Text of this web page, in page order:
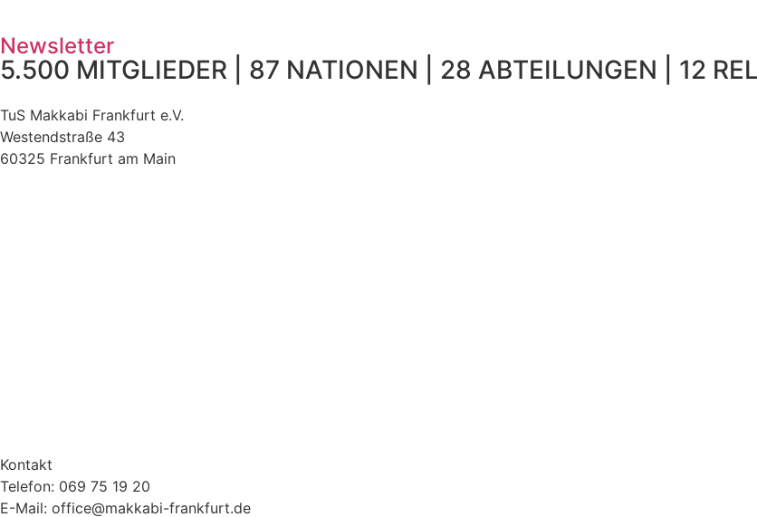
Newsletter
5.500 MITGLIEDER | 87 NATIONEN | 28 ABTEILUNGEN | 12
TuS Makkabi Frankfurt e.V.
Westendstraße 43
60325 Frankfurt am Main
Kontakt
Telefon: 069 75 19 20
E-Mail: office@makkabi-frankfurt.de